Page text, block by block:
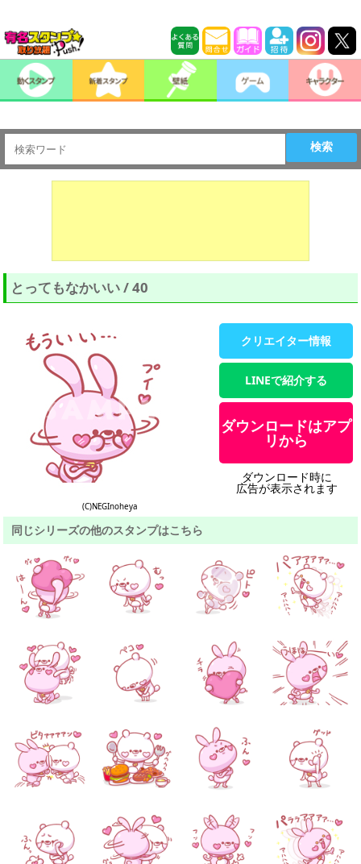
検索
とってもなかいい / 40
(C)NEGInoheya
クリエイター情報
LINEで紹介する
ダウンロードはアプ
リから
ダウンロード時に
広告が表示されます
同じシリーズの他のスタンプはこちら